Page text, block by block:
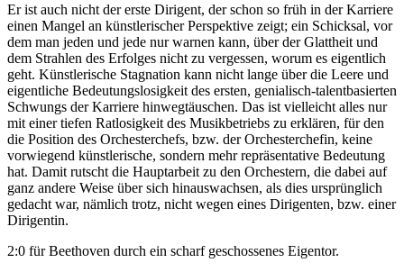
Er ist auch nicht der erste Dirigent, der schon so früh in der Karriere
einen Mangel an künstlerischer Perspektive zeigt; ein Schicksal, vor
dem man jeden und jede nur warnen kann, über der Glattheit und
dem Strahlen des Erfolges nicht zu vergessen, worum es eigentlich
geht. Künstlerische Stagnation kann nicht lange über die Leere und
eigentliche Bedeutungslosigkeit des ersten, genialisch-talentbasierten
Schwungs der Karriere hinwegtäuschen. Das ist vielleicht alles nur
mit einer tiefen Ratlosigkeit des Musikbetriebs zu erklären, für den
die Position des Orchesterchefs, bzw. der Orchesterchefin, keine
vorwiegend künstlerische, sondern mehr repräsentative Bedeutung
hat. Damit rutscht die Hauptarbeit zu den Orchestern, die dabei auf
ganz andere Weise über sich hinauswachsen, als dies ursprünglich
gedacht war, nämlich trotz, nicht wegen eines Dirigenten, bzw. einer
Dirigentin.
2:0 für Beethoven durch ein scharf geschossenes Eigentor.